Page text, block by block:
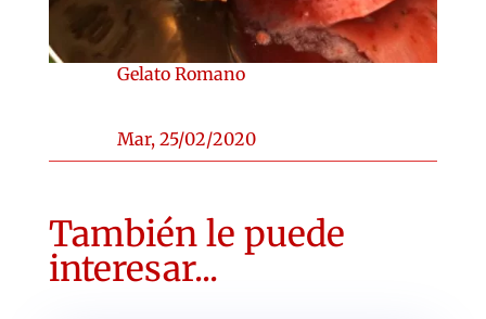
Gelato Romano
Mar, 25/02/2020
También le puede
interesar...